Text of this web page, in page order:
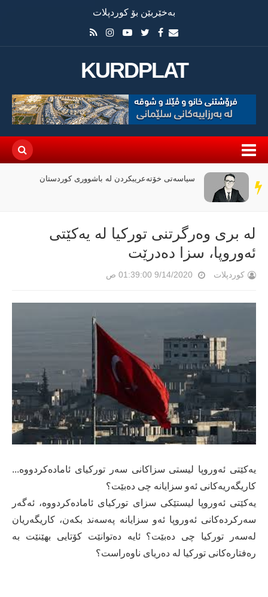
بەخێربێن بۆ کوردپلات
KURDPLAT
سەر
دێڕ
سیاسەتی خۆتەعریبکردن لە باشووری کوردستان
لە بری وەرگرتنی توركیا لە یەكێتی
ئەوروپا، سزا دەدرێت‌
کوردپلات 9/14/2020 01:39:00 ص
یەكێتی ئەوروپا لیستی سزاكانی سەر توركیای ئامادەكردووە...
كاریگەریەكانی ئەو سزایانە چی دەبێت؟
یەكێتی ئەوروپا لیستێكی سزای توركیای ئامادەكردووە، ئەگەر
سەركردەكانی ئەوروپا ئەو سزایانە پەسەند بكەن، كاریگەریان
لەسەر توركیا چی دەبێت؟ ئایە دەتوانێت كۆتایی بهێنێت بە
رەفتارەكانی توركیا لە دەریای ناوەراست؟